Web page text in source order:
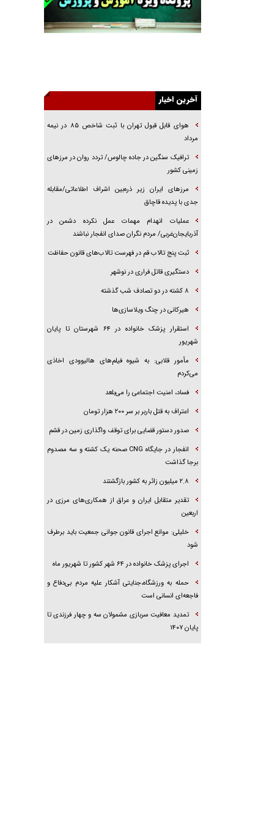
جنجال پزشکان تقلبی در صنعت زیبایی
یهودی‌ها در ادبیات داستانی اروپا؛ از شکسپیر تا
جزئیات شکنجه‌هایم فراتر از آن است که در بیان
بگنجد!
گزارش «جوان» از قوانین سخت‌گیرانه ۶ قاره در
برابر یورش به پاسگاه‌های پلیس
تحلیل ابعاد پیام رهبر انقلاب به حزب‌الله/ مقاومت
نقشه راه آینده غرب آسیا
گفت‌و‌گو اختصاصی با همسر فرمانده شهید حزب‌الله
لبنان/ هر شبش شب قدر بود
آخرین اخبار
هوای قابل قبول تهران با ثبت شاخص ۸۵ در نیمه
مرداد
ترافیک سنگین در جاده چالوس/ تردد روان در مرز‌های
زمینی کشور
مرز‌های ایران زیر ذره‌بین اشراف اطلاعاتی/مقابله
جدی با پدیده قاچاق
عملیات انهدام مهمات عمل نکرده دشمن در
آذربایجان‌غربی/ مردم نگران صدای انفجار نباشند
ثبت پنج تالاب قم در فهرست تالاب‌های قانون حفاظت
دستگیری قاتل فراری در نوشهر
۸ کشته در دو تصادف شب گذشته
هیرکانی در چنگ ویلاسازی‌ها
‌استقرار پزشک خانواده در ۶۴ شهرستان تا پایان
شهریور
مأمور قلابی: به شیوه فیلم‌های هالیوودی اخاذی
می‌کردم
فساد، امنیت اجتماعی را می‌بلعد
‌‌اعتراف به قتل باربر بر سر ۲۰۰ هزار تومان
صدور دستور قضایی برای توقف واگذاری زمین در قشم
انفجار در جایگاه CNG صحنه یک کشته و سه مصدوم
برجا گذاشت
۲.۸ میلیون زائر به کشور بازگشتند
تقدیر متقابل ایران و عراق از همکاری‌های مرزی در
اربعین
خلیلی: موانع اجرای قانون جوانی جمعیت باید برطرف
شود
اجرای پزشک خانواده در ۶۴ شهر کشور تا شهریور ماه
حمله به ورزشگاه،جنایتی آشکار علیه مردم بی‌دفاع و
فاجعه‌ای انسانی است
تمدید معافیت سربازی مشمولان سه و چهار فرزندی تا
پایان ۱۴۰۷